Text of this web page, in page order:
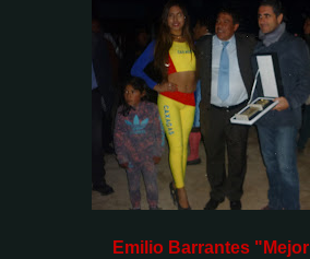
Emilio Barrantes